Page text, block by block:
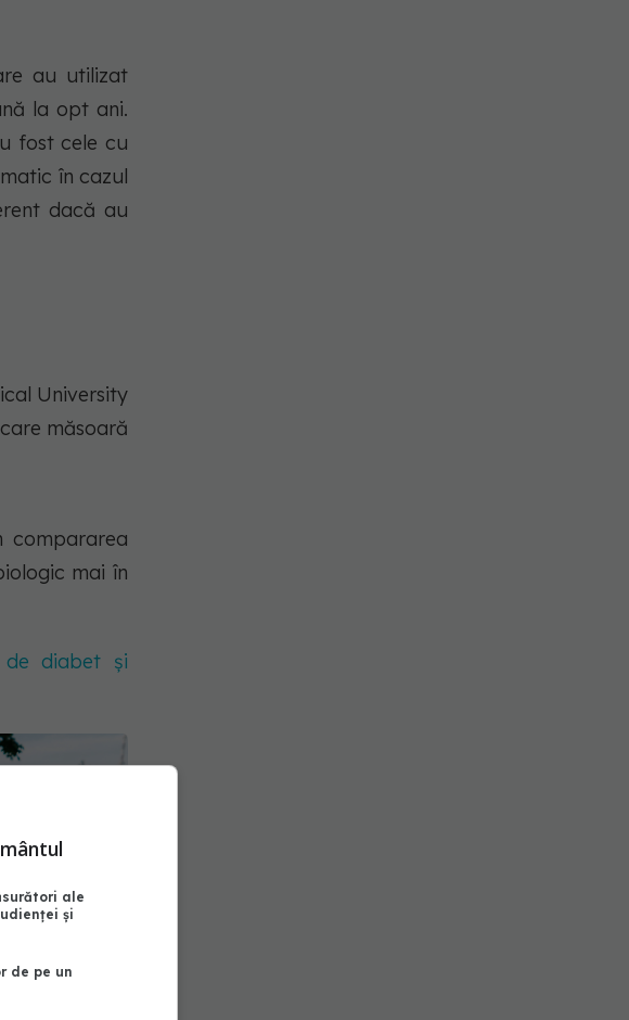
au utilizat
la opt ani.
fost cele cu
în cazul
dacă au
University
măsoară
mai în
de diabet și
ale
și
de pe un